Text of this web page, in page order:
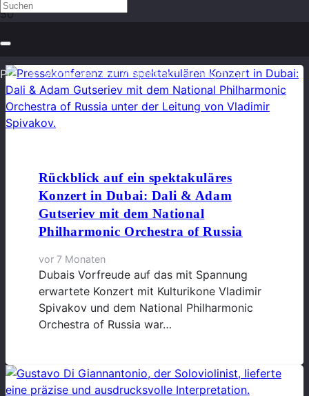
Produktwurde deinem Warenkorb hinzugefügt.
Oper
Rückblick auf ein spektakuläres
Konzert in Dubai: Dali & Adam
Gutseriev mit dem National
Philharmonic Orchestra of Russia
vor 7 Monaten
Dubais Vorfreude auf das mit Spannung
erwartete Konzert mit Kulturikone Vladimir
Spivakov und dem National Philharmonic
Orchestra of Russia war…